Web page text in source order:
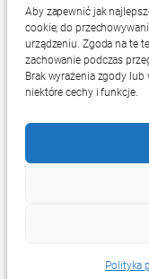
Aby zapewnić jak
cookie, do
urządzeniu. Zgoda na te
zachowanie podczas
Brak wyrażenia zgody
niektóre cechy i funkcje.
Polityka